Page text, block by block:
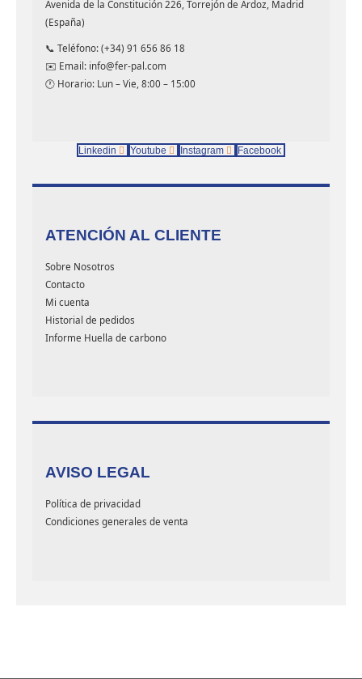
Avenida de la Constitución 226, Torrejón de Ardoz, Madrid
(España)
📞 Teléfono: (+34) 91 656 86 18
✉️ Email: info@fer-pal.com
🕐 Horario: Lun – Vie, 8:00 – 15:00
Linkedin Youtube Instagram Facebook
ATENCIÓN AL CLIENTE
Sobre Nosotros
Contacto
Mi cuenta
Historial de pedidos
Informe Huella de carbono
AVISO LEGAL
Política de privacidad
Condiciones generales de venta